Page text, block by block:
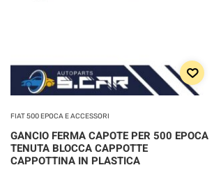
FIAT 500 EPOCA E ACCESSORI
GANCIO FERMA CAPOTE PER 500 EPOCA
TENUTA BLOCCA CAPPOTTE
CAPPOTTINA IN PLASTICA